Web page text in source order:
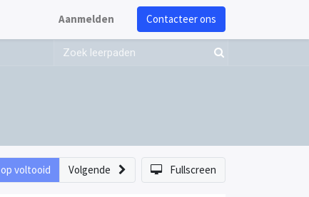
Aanmelden Contacteer ons
voltooid Volgende Fullscreen